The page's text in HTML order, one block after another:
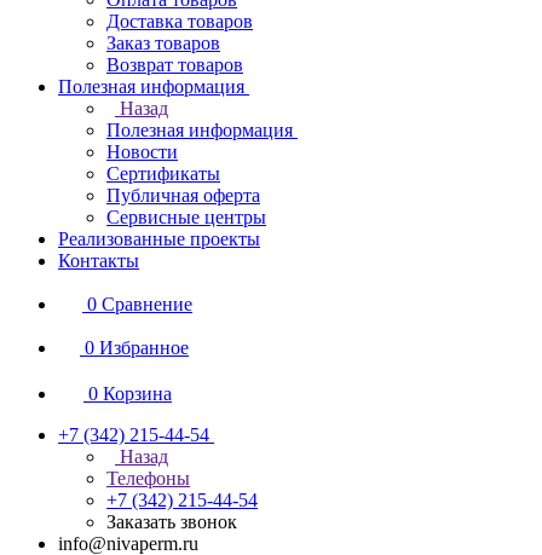
Доставка товаров
Заказ товаров
Возврат товаров
Полезная информация
Назад
Полезная информация
Новости
Сертификаты
Публичная оферта
Сервисные центры
Реализованные проекты
Контакты
0 Сравнение
0 Избранное
0 Корзина
+7 (342) 215-44-54
Назад
Телефоны
+7 (342) 215-44-54
Заказать звонок
info@nivaperm.ru